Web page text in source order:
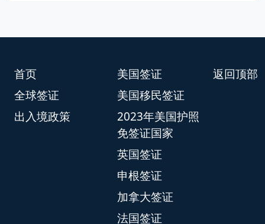
返回顶部
首页
全球签证
出入境政策
美国签证
美国移民签证
2023年美国护照
免签证国家
英国签证
申根签证
加拿大签证
法国签证